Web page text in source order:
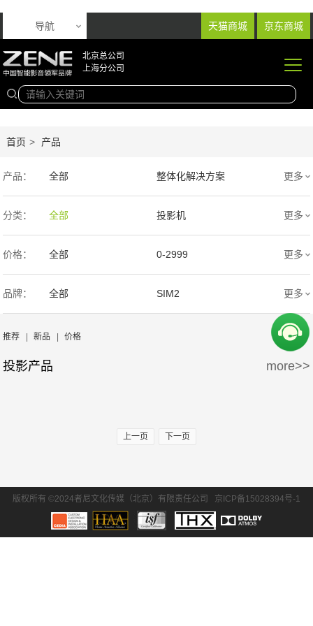
天猫商城 京东商城
导航
北京总公司
上海分公司
首页 > 产品
产品： 全部 整体化解决方案
音响产品 投影产品
专业扩声音箱 幕布产品
声学产品 智能产品
周边产品
更多
分类： 全部 投影机 更多
价格： 全部 0-2999
3000-9999 1万-5万
5万-15万
30万-50万
更多
品牌： 全部 SIM2
SONY/索尼
BENQ/明基
更多
推荐 | 新品 | 价格
投影产品 more>>
上一页 下一页
版权所有 ©2024者尼文化传媒（北京）有限责任公司 京ICP备15028394号-1